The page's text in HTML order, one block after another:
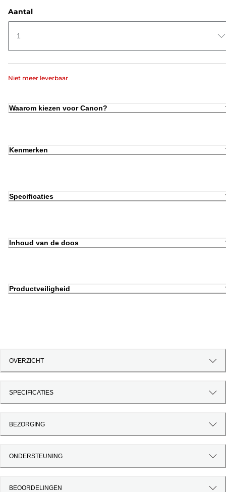
Aantal
1
Niet meer leverbaar
Waarom kiezen voor Canon?
Kenmerken
Specificaties
Inhoud van de doos
Productveiligheid
OVERZICHT
SPECIFICATIES
BEZORGING
ONDERSTEUNING
BEOORDELINGEN